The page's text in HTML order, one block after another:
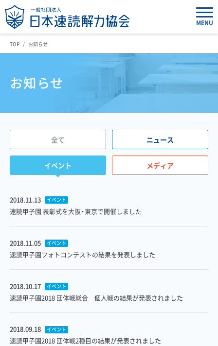
MENU
TOP お知らせ
お知らせ
全て ニュース
イベント メディア
2018.11.13 イベント
速読甲子園 表彰式を大阪・東京で開催しました
2018.11.05 イベント
速読甲子園フォトコンテストの結果を発表しました
2018.10.17 イベント
速読甲子園2018 団体戦総合 個人戦の結果が発表されました
2018.09.18 イベント
速読甲子園2018 団体戦2種目の結果が発表されました